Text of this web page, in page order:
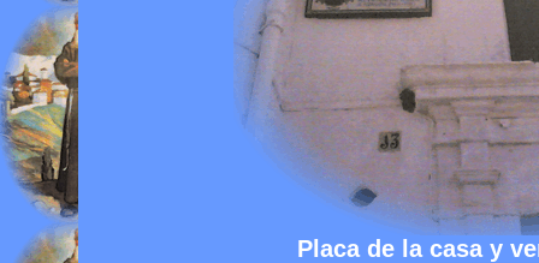
Placa de la casa y